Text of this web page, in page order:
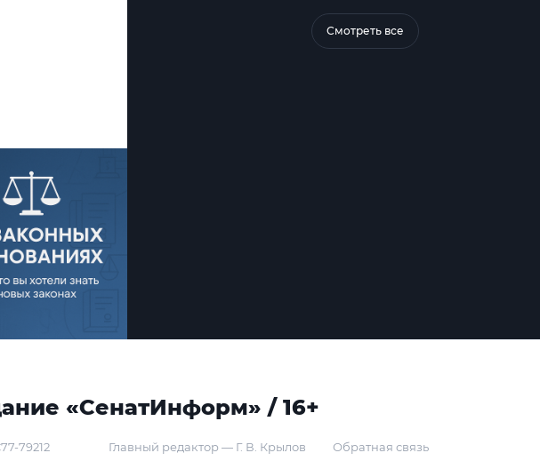
Смотреть все
«СенатИнформ» / 16+
79212
Главный редактор — Г. В. Крылов
Обратная связь